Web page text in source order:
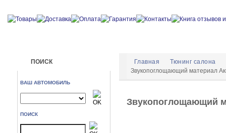
ПОИСК
ВАШ АВТОМОБИЛЬ
ПОИСК
Главная
Тюнинг салона
Звукопоглощающий материал
Звукопоглощающий